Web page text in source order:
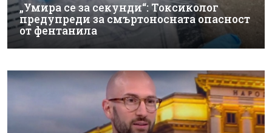
„Умира се за секунди“: Токсиколог
предупреди за смъртоносната опасност
от фентанила